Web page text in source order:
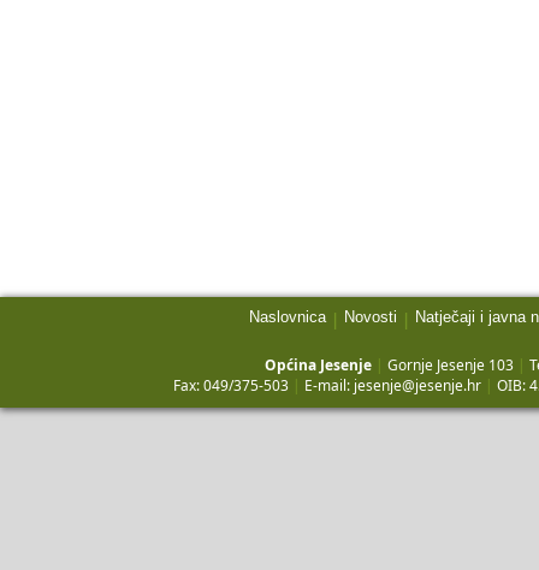
Naslovnica | Novosti | Natječaji i javna
Općina Jesenje | Gornje Jesenje 103 |
Fax: 049/375-503 | E-mail: jesenje@jesenje.hr | OIB: